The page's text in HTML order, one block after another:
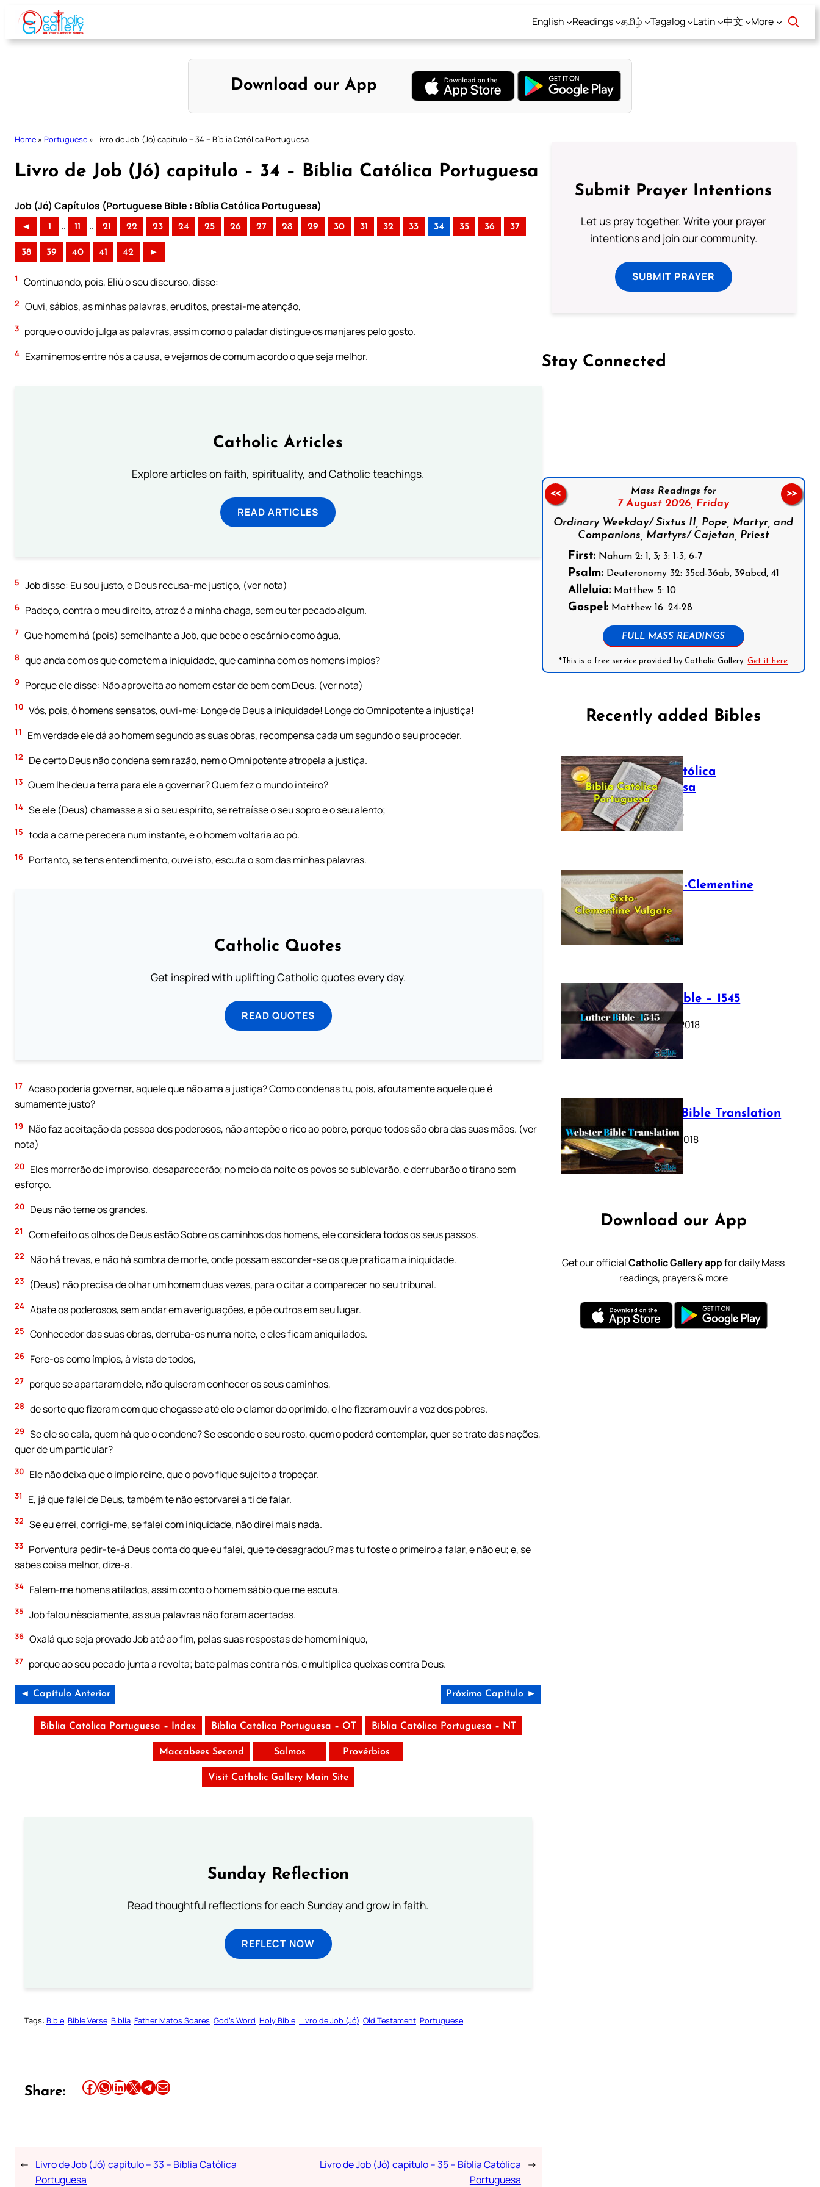
Skip
content
English Readings தமிழ் Tagalog Latin 中文 More
Download our App
Home » Portuguese » Livro de Job (Jó) capitulo – 34 – Bíblia Católica Portuguesa
Livro de Job (Jó) capitulo – 34 – Bíblia Católica Portuguesa
Job (Jó) Capítulos (Portuguese Bible : Bíblia Católica Portuguesa)
◄ 1 .. 11 .. 21 22 23 24 25 26 27 28 29 30 31 32 33 34 35 36 37
38 39 40 41 42 ►
1 Continuando, pois, Eliú o seu discurso, disse:
2 Ouvi, sábios, as minhas palavras, eruditos, prestai-me atenção,
3 porque o ouvido julga as palavras, assim como o paladar distingue os manjares pelo gosto.
4 Examinemos entre nós a causa, e vejamos de comum acordo o que seja melhor.
Catholic Articles
Explore articles on faith, spirituality, and Catholic teachings.
READ ARTICLES
5 Job disse: Eu sou justo, e Deus recusa-me justiço, (ver nota)
6 Padeço, contra o meu direito, atroz é a minha chaga, sem eu ter pecado algum.
7 Que homem há (pois) semelhante a Job, que bebe o escárnio como água,
8 que anda com os que cometem a iniquidade, que caminha com os homens impios?
9 Porque ele disse: Não aproveita ao homem estar de bem com Deus. (ver nota)
10 Vós, pois, ó homens sensatos, ouvi-me: Longe de Deus a iniquidade! Longe do Omnipotente a injustiça!
11 Em verdade ele dá ao homem segundo as suas obras, recompensa cada um segundo o seu proceder.
12 De certo Deus não condena sem razão, nem o Omnipotente atropela a justiça.
13 Quem lhe deu a terra para ele a governar? Quem fez o mundo inteiro?
14 Se ele (Deus) chamasse a si o seu espírito, se retraísse o seu sopro e o seu alento;
15 toda a carne perecera num instante, e o homem voltaria ao pó.
16 Portanto, se tens entendimento, ouve isto, escuta o som das minhas palavras.
Catholic Quotes
Get inspired with uplifting Catholic quotes every day.
READ QUOTES
17 Acaso poderia governar, aquele que não ama a justiça? Como condenas tu, pois, afoutamente aquele que é
sumamente justo?
19
Não faz aceitação da pessoa dos poderosos, não antepõe o rico ao pobre, porque todos são obra das suas mãos. (ver
nota)
20 Eles morrerão de improviso, desaparecerão; no meio da noite os povos se sublevarão, e derrubarão o tirano sem
esforço.
20 Deus não teme os grandes.
21 Com efeito os olhos de Deus estão Sobre os caminhos dos homens, ele considera todos os seus passos.
22 Não há trevas, e não há sombra de morte, onde possam esconder-se os que praticam a iniquidade.
23 (Deus) não precisa de olhar um homem duas vezes, para o citar a comparecer no seu tribunal.
24 Abate os poderosos, sem andar em averiguações, e põe outros em seu lugar.
25 Conhecedor das suas obras, derruba-os numa noite, e eles ficam aniquilados.
26 Fere-os como ímpios, à vista de todos,
27 porque se apartaram dele, não quiseram conhecer os seus caminhos,
28 de sorte que fizeram com que chegasse até ele o clamor do oprimido, e lhe fizeram ouvir a voz dos pobres.
29 Se ele se cala, quem há que o condene? Se esconde o seu rosto, quem o poderá contemplar, quer se trate das nações,
quer de um particular?
30 Ele não deixa que o impio reine, que o povo fique sujeito a tropeçar.
31 E, já que falei de Deus, também te não estorvarei a ti de falar.
32 Se eu errei, corrigi-me, se falei com iniquidade, não direi mais nada.
33 Porventura pedir-te-á Deus conta do que eu falei, que te desagradou? mas tu foste o primeiro a falar, e não eu; e, se
sabes coisa melhor, dize-a.
34 Falem-me homens atilados, assim conto o homem sábio que me escuta.
35 Job falou nèsciamente, as sua palavras não foram acertadas.
36 Oxalá que seja provado Job até ao fim, pelas suas respostas de homem iníquo,
37 porque ao seu pecado junta a revolta; bate palmas contra nós, e multiplica queixas contra Deus.
◄ Capítulo Anterior Próximo Capítulo ►
Bíblia Católica Portuguesa – Index Bíblia Católica Portuguesa – OT Bíblia Católica Portuguesa – NT
Maccabees Second Salmos Provérbios
Visit Catholic Gallery Main Site
Sunday Reflection
Read thoughtful reflections for each Sunday and grow in faith.
REFLECT NOW
Tags: Bible Bible Verse Biblia Father Matos Soares God’s Word Holy Bible Livro de Job (Jó) Old Testament Portuguese
Share: Share this article on Facebook Share this article on WhatsApp Share this article on LinkedIn Share this article on X Share this article on TelegramEmail this Article
← Livro de Job (Jó) capitulo – 33 – Bíblia Católica
Portuguesa
Livro de Job (Jó) capitulo – 35 – Bíblia Católica
Portuguesa
→
Submit Prayer Intentions
Let us pray together. Write your prayer
intentions and join our community.
SUBMIT PRAYER
Stay Connected
Mass Readings for
7 August 2026, Friday
Ordinary Weekday/ Sixtus II, Pope, Martyr, and
Companions, Martyrs/ Cajetan, Priest
First:Nahum 2: 1, 3; 3: 1-3, 6-7
Psalm:Deuteronomy 32: 35cd-36ab, 39abcd, 41
Alleluia:Matthew 5: 10
Gospel:Matthew 16: 24-28
FULL MASS READINGS
*This is a free service provided by Catholic Gallery.Get it here
<< >>
Recently added Bibles
Bíblia Católica
Portuguesa
July 16, 2025
The Sixto-Clementine
Vulgate
July 12, 2025
Luther Bible – 1545
October 17, 2018
Webster Bible Translation
October 11, 2018
Download our App
Get our officialCatholic Gallery appfor daily Mass
readings, prayers & more